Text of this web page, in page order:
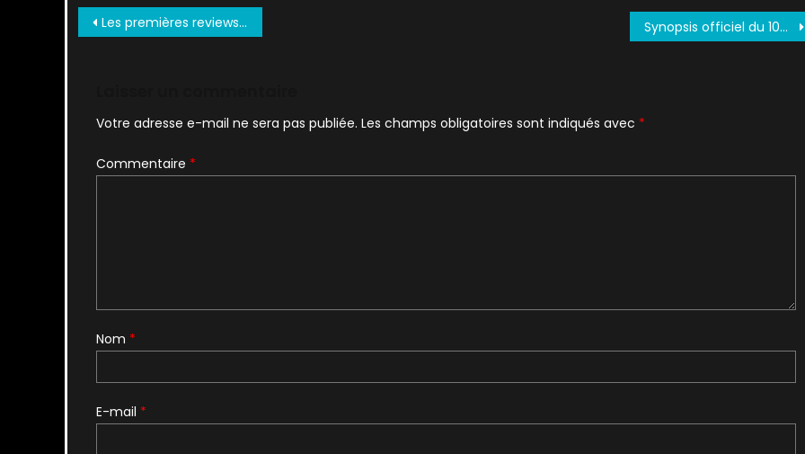
Navigation
Les premières reviews sont tombées et ce n’est pas très positif Synopsis officiel du 10×03 Mulder & Scully Meet the Were-Monster
Votre adresse e-mail ne sera pas publiée. Les champs obligatoires sont indiqués avec *
Commentaire *
Nom *
E-mail *